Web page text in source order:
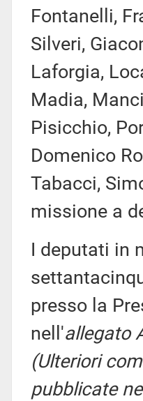
Fontanelli,
Silveri,
Laforgia,
Madia,
Pisicchio,
Domenico
Tabacci,
missione a
I deputati in
presso la
nell'allegato
(Ulteriori
pubblicate